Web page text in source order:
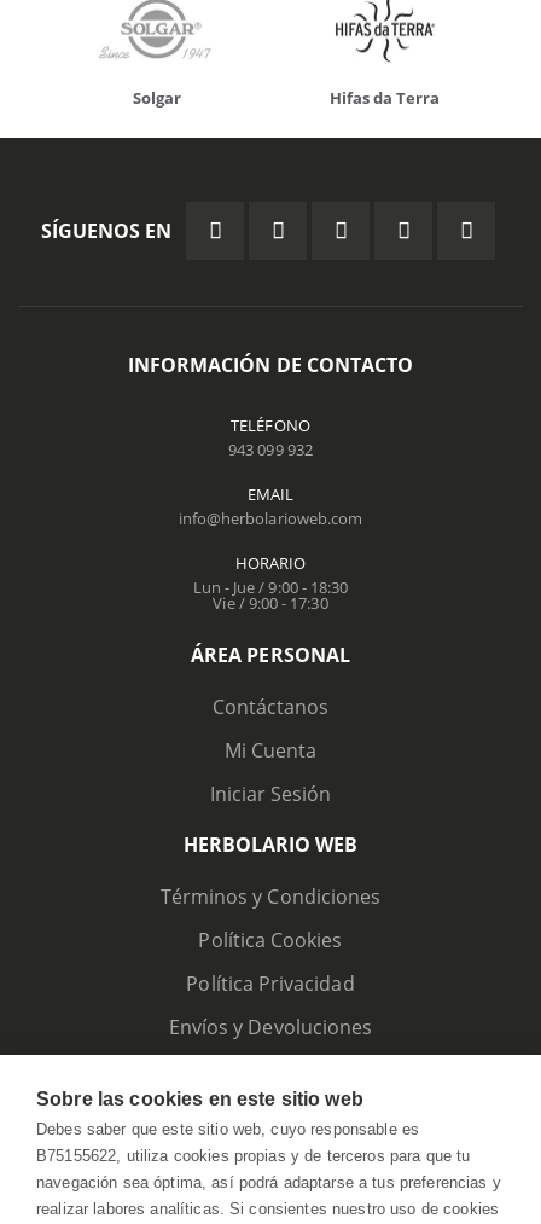
Solgar Hifas da Terra
SÍGUENOS EN
INFORMACIÓN DE CONTACTO
TELÉFONO
943 099 932
EMAIL
info@herbolarioweb.com
HORARIO
Lun - Jue / 9:00 - 18:30
Vie / 9:00 - 17:30
ÁREA PERSONAL
Contáctanos
Mi Cuenta
Iniciar Sesión
HERBOLARIO WEB
Términos y Condiciones
Política Cookies
Política Privacidad
Envíos y Devoluciones
Sobre las cookies en este sitio web
Debes saber que este sitio web, cuyo responsable es
B75155622, utiliza cookies propias y de terceros para que tu
navegación sea óptima, así podrá adaptarse a tus preferencias y
realizar labores analíticas. Si consientes nuestro uso de cookies